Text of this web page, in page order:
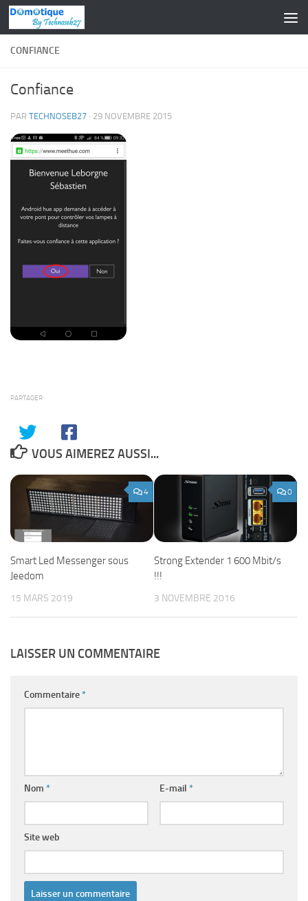
Skip to content
CONFIANCE
Confiance
PAR TECHNOSEB27 · 29 NOVEMBRE 2015
PARTAGER
VOUS AIMEREZ AUSSI...
4
Smart Led Messenger sous
Jeedom
15 MARS 2019
0
Strong Extender 1 600 Mbit/s
!!!
3 NOVEMBRE 2016
LAISSER UN COMMENTAIRE
Commentaire*
Nom * E-mail *
Site web